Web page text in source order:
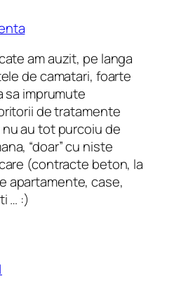
am auzit, pe langa
de camatari, foarte
sa imprumute
de tratamente
au tot purcoiu de
“doar” cu niste
(contracte beton, la
apartamente, case,
… :)